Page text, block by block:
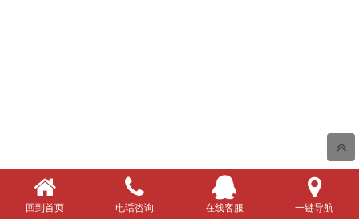
回到首页 电话咨询 在线客服 一键导航